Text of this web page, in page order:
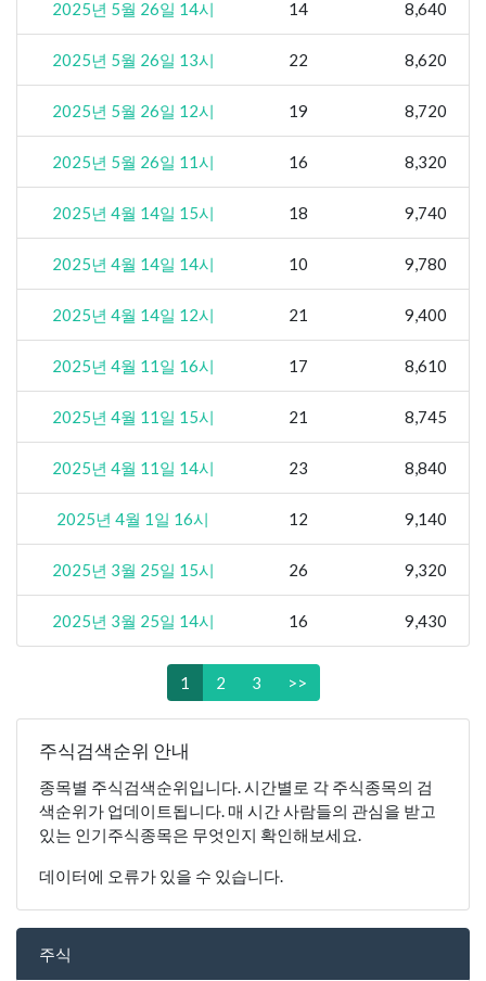
2025년 5월 26일 14시 14 8,640
2025년 5월 26일 13시 22 8,620
2025년 5월 26일 12시 19 8,720
2025년 5월 26일 11시 16 8,320
2025년 4월 14일 15시 18 9,740
2025년 4월 14일 14시 10 9,780
2025년 4월 14일 12시 21 9,400
2025년 4월 11일 16시 17 8,610
2025년 4월 11일 15시 21 8,745
2025년 4월 11일 14시 23 8,840
2025년 4월 1일 16시 12 9,140
2025년 3월 25일 15시 26 9,320
2025년 3월 25일 14시 16 9,430
1 2 3 >>
주식검색순위 안내
종목별 주식검색순위입니다. 시간별로 각 주식종목의 검
색순위가 업데이트됩니다. 매 시간 사람들의 관심을 받고
있는 인기주식종목은 무엇인지 확인해보세요.
데이터에 오류가 있을 수 있습니다.
주식